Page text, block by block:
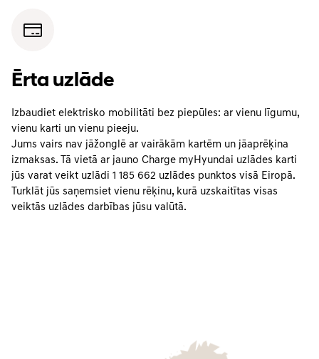
Ērta uzlāde
Izbaudiet elektrisko mobilitāti bez piepūles: ar vienu līgumu,
vienu karti un vienu pieeju.
Jums vairs nav jāžonglē ar vairākām kartēm un jāaprēķina
izmaksas. Tā vietā ar jauno Charge myHyundai uzlādes karti
jūs varat veikt uzlādi 1 185 662 uzlādes punktos visā Eiropā.
Turklāt jūs saņemsiet vienu rēķinu, kurā uzskaitītas visas
veiktās uzlādes darbības jūsu valūtā.